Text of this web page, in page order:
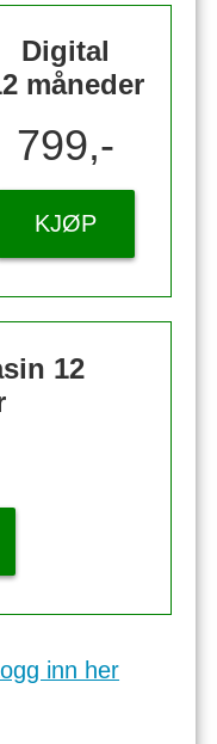
Digital
måneder
799,-
KJØP
12
inn her